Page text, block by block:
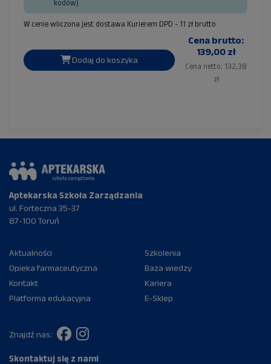
kodów)
W cenie wliczona jest dostawa Kurierem DPD - 11 zł brutto
Dodaj do koszyka
Cena brutto:
139,00 zł
Cena netto: 132,38
zł
Aptekarska Szkoła Zarządzania
ul. Forteczna 35-37
87-100 Toruń
Aktualności
Szkolenia
Opieka farmaceutyczna
Baza wiedzy
Kontakt
Kariera
Platforma edukacyjna
E-Sklep
Znajdź nas:
Skontaktuj się z nami